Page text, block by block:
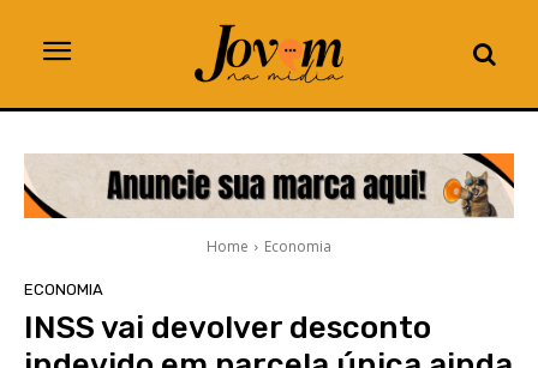
Home Economia
ECONOMIA
INSS vai devolver desconto